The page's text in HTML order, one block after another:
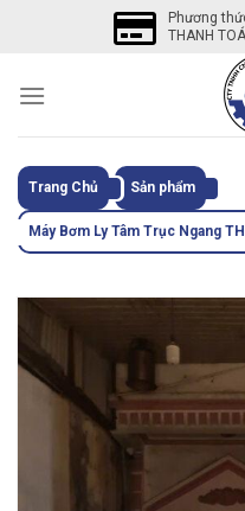
Phương
THANH
Trang Chủ Sản phẩm
Máy Bơm Ly Tâm Trục Ngang